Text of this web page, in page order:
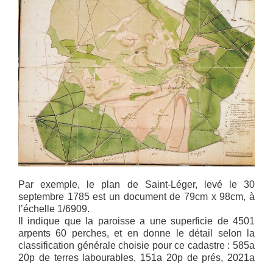
Par exemple, le plan de Saint-Léger, levé le 30
septembre 1785 est un document de 79cm x 98cm, à
l’échelle 1/6909.
Il indique que la paroisse a une superficie de 4501
arpents 60 perches, et en donne le détail selon la
classification générale choisie pour ce cadastre : 585a
20p de terres labourables, 151a 20p de prés, 2021a